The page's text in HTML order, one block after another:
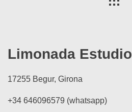
Limonada Estudio
17255 Begur, Girona
+34 646096579 (whatsapp)